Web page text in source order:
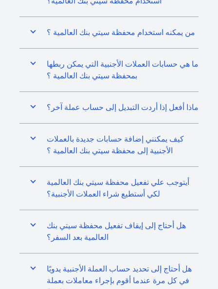
من يمكنه استخدام محفظة سيتي بنك العالمية ؟
ما هي حسابات العملات الأجنبية التي يمكن ربطها
بمحفظة سيتي بنك العالمية ؟
ماذا أفعل إذا أردت التبديل إلى حساب عملة آخر؟
كيف يمكنني إضافة حسابات جديدة بالعملات
الأجنبية إلى محفظة سيتي بنك العالمية ؟
أيتوجب علي تفعيل محفظة سيتي بنك العالمية
لكي أستطيع شراء العملات الأجنبية؟
هل أحتاج إلى إيقاف تفعيل محفظة سيتي بنك
العالمية بعد السفر؟
هل أحتاج إلى تحديد حساب العملة الأجنبية يدويًا
في كل مرة عندما أقوم بإجراء معاملات بعملة